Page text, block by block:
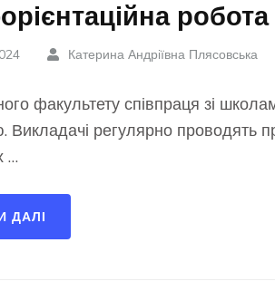
Катерина Андріївна Плясовська
факультету співпраця зі
Викладачі регулярно проводять
…
ДАЛІ